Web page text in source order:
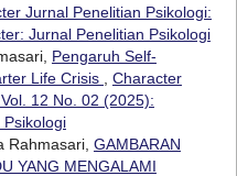
Jurnal Penelitian Psikologi:
Jurnal Penelitian Psikologi
Pengaruh Self-
Life Crisis
Character
12 No. 02 (2025):
Rahmasari, GAMBARAN
YANG MENGALAMI